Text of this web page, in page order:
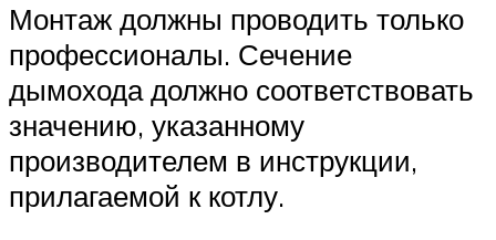
Монтаж должны проводить только
профессионалы. Сечение
дымохода должно соответствовать
значению, указанному
производителем в инструкции,
прилагаемой к котлу.